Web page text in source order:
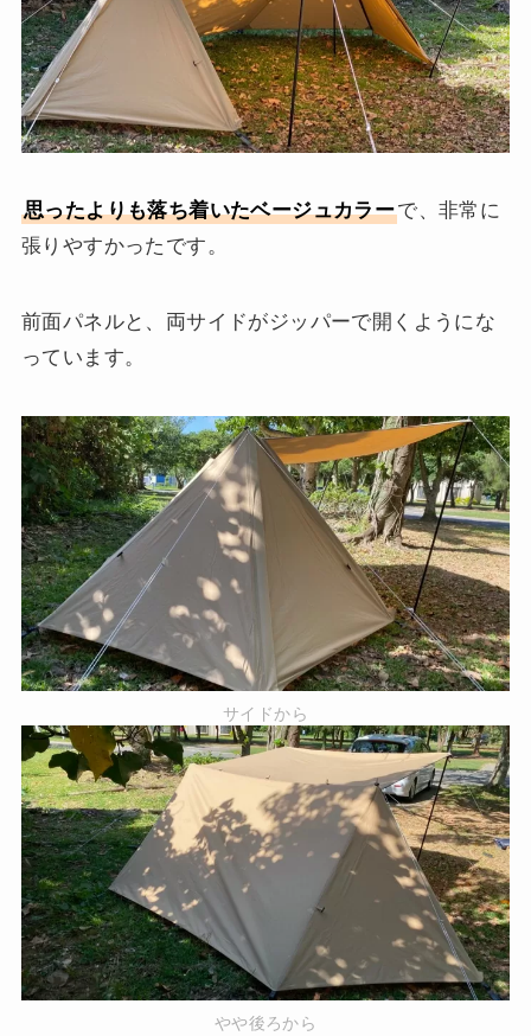
思ったよりも落ち着いたベージュカラーで、非常に
張りやすかったです。
前面パネルと、両サイドがジッパーで開くようにな
っています。
サイドから
やや後ろから